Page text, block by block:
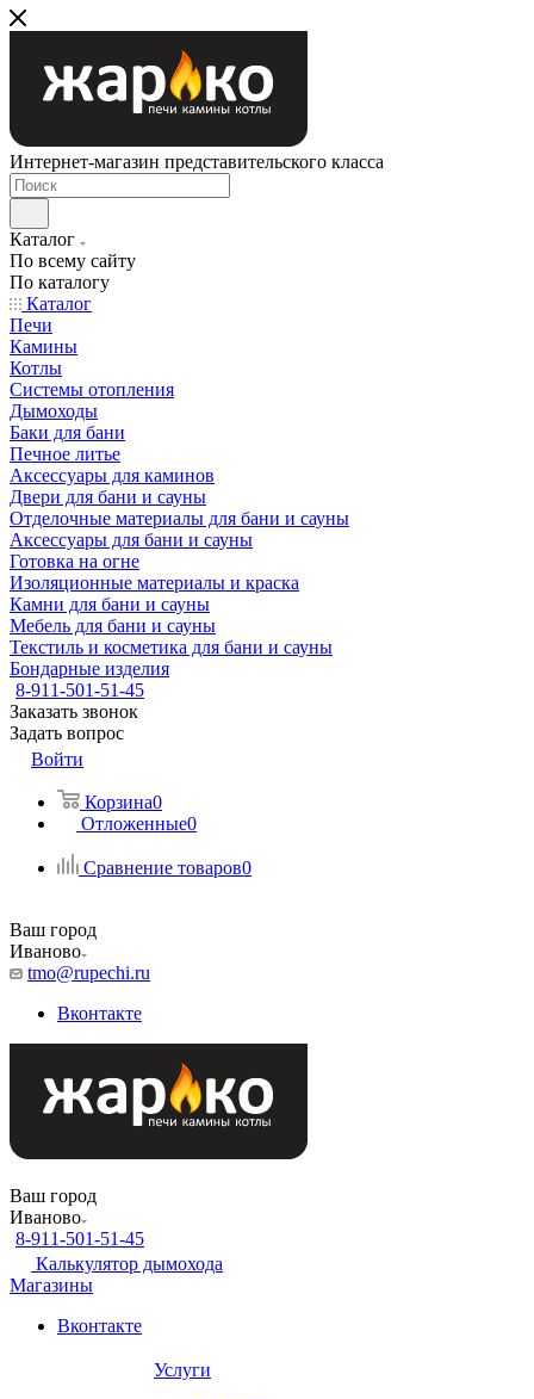
Интернет-магазин представительского класса
Каталог
По всему сайту
По каталогу
Каталог
Печи
Камины
Котлы
Системы отопления
Дымоходы
Баки для бани
Печное литье
Аксессуары для каминов
Двери для бани и сауны
Отделочные материалы для бани и сауны
Аксессуары для бани и сауны
Готовка на огне
Изоляционные материалы и краска
Камни для бани и сауны
Мебель для бани и сауны
Текстиль и косметика для бани и сауны
Бондарные изделия
8-911-501-51-45
Заказать звонок
Задать вопрос
Войти
Корзина0
Отложенные0
Сравнение товаров0
Ваш город
Иваново
tmo@rupechi.ru
Вконтакте
Ваш город
Иваново
8-911-501-51-45
Калькулятор дымохода
Магазины
Вконтакте
Услуги